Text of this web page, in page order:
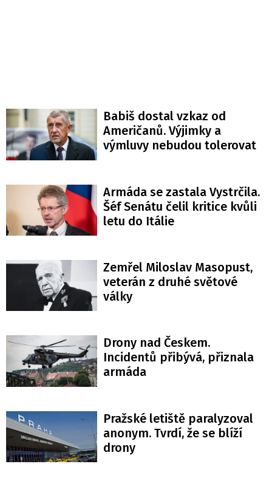
Babiš dostal vzkaz od
Američanů. Výjimky a
výmluvy nebudou tolerovat
Armáda se zastala Vystrčila.
Šéf Senátu čelil kritice kvůli
letu do Itálie
Zemřel Miloslav Masopust,
veterán z druhé světové
války
Drony nad Českem.
Incidentů přibývá, přiznala
armáda
Pražské letiště paralyzoval
anonym. Tvrdí, že se blíží
drony